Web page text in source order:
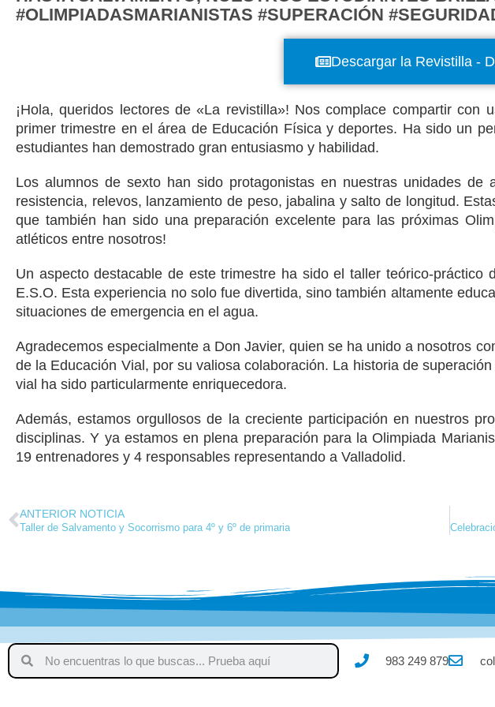
#OLIMPIADASMARIANISTAS #SUPERACIÓN
Descargar la Revistilla -
¡Hola, queridos lectores de «La revistilla»! Nos complace compartir con
primer trimestre en el área de Educación Física y deportes. Ha sido un
estudiantes han demostrado gran entusiasmo y habilidad.
Los alumnos de sexto han sido protagonistas en nuestras unidades de
resistencia, relevos, lanzamiento de peso, jabalina y salto de longitud.
que también han sido una preparación excelente para las próximas
atléticos entre nosotros!
Un aspecto destacable de este trimestre ha sido el taller teórico-práctico
E.S.O. Esta experiencia no solo fue divertida, sino también altamente
situaciones de emergencia en el agua.
Agradecemos especialmente a Don Javier, quien se ha unido a nosotros
de la Educación Vial, por su valiosa colaboración. La historia de
vial ha sido particularmente enriquecedora.
Además, estamos orgullosos de la creciente participación en nuestros
disciplinas. Y ya estamos en plena preparación para la Olimpiada
19 entrenadores y 4 responsables representando a Valladolid.
ANTERIOR NOTICIA
Taller de Salvamento y Socorrismo para 4º y 6º de primaria
983 249 879